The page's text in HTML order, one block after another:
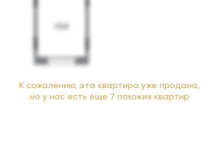
К сожалению, эта квартира уже продана,
но у нас есть еще 7 похожих квартир